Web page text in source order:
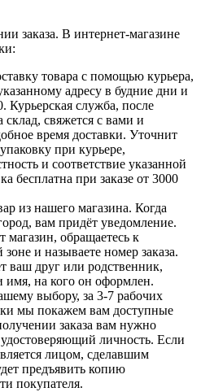
заказа. В интернет-магазине
товара с помощью курьера,
адресу в будние дни и
Курьерская служба, после
склад, свяжется с вами и
время доставки. Уточнит
при курьере,
и соответствие указанной
бесплатна при заказе от 3000
из нашего магазина. Когда
вам придёт уведомление.
магазин, обращаетесь к
и называете номер заказа.
ваш друг или родственник,
имя, на кого он оформлен.
выбору, за 3-7 рабочих
мы покажем вам доступные
заказа вам нужно
личность. Если
лицом, сделавшим
предъявить копию
покупателя.